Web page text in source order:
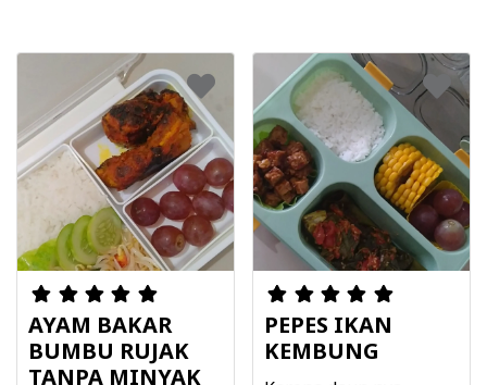
AYAM BAKAR
BUMBU RUJAK
TANPA MINYAK
PEPES IKAN
KEMBUNG